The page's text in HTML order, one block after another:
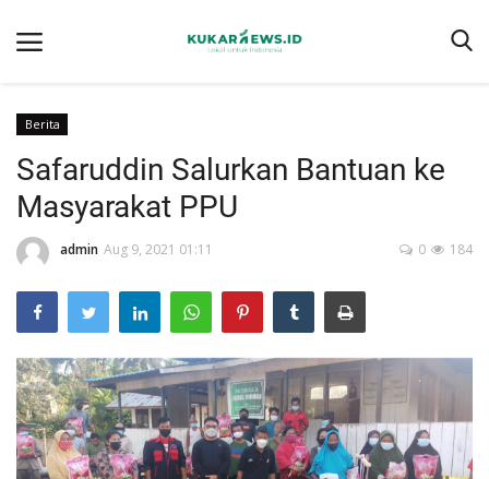
Home
Tentang kukarnews.id
Pedoman Pemberitaan Ramah Anak
Susunan Redaksi
Ragam
Advertorial
Berita
Safaruddin Salurkan Bantuan ke
Masyarakat PPU
admin Aug 9, 2021 01:11 184
0